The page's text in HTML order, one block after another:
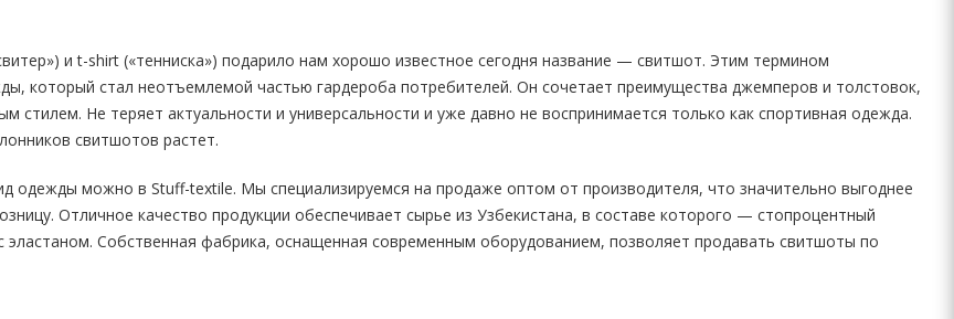
и t-shirt («тенниска») подарило нам хорошо известное сегодня название — свитшот. Этим термином
который стал неотъемлемой частью гардероба потребителей. Он сочетает преимущества джемперов и толстовок,
стилем. Не теряет актуальности и универсальности и уже давно не воспринимается только как спортивная одежда.
свитшотов растет.
одежды можно в Stuff-textile. Мы специализируемся на продаже оптом от производителя, что значительно выгоднее
Отличное качество продукции обеспечивает сырье из Узбекистана, в составе которого — стопроцентный
эластаном. Собственная фабрика, оснащенная современным оборудованием, позволяет продавать свитшоты по